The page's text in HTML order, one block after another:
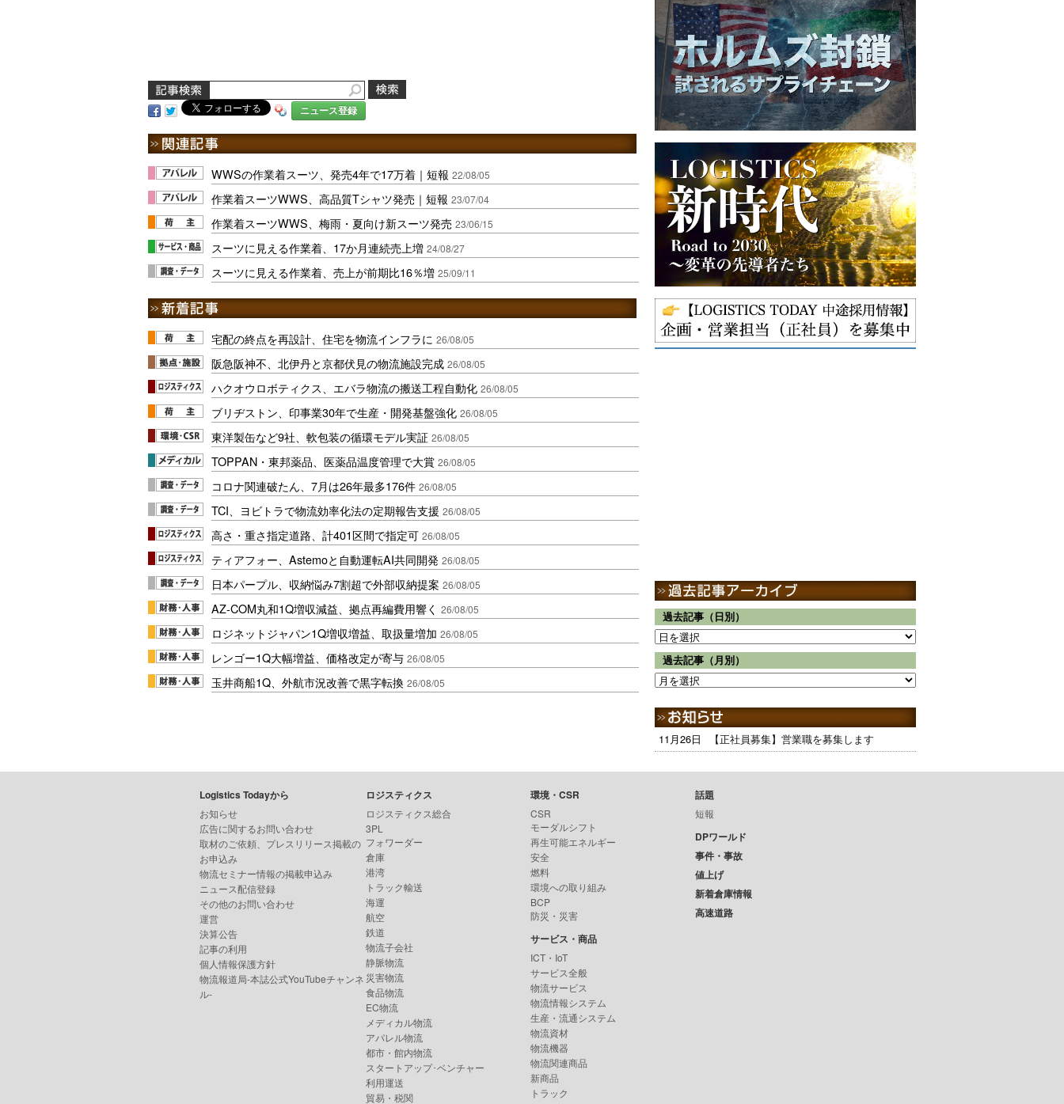
ニュース登録
WWSの作業着スーツ、発売4年で17万着｜短報 22/08/05
作業着スーツWWS、高品質Tシャツ発売｜短報 23/07/04
作業着スーツWWS、梅雨・夏向け新スーツ発売 23/06/15
スーツに見える作業着、17か月連続売上増 24/08/27
スーツに見える作業着、売上が前期比16％増 25/09/11
宅配の終点を再設計、住宅を物流インフラに 26/08/05
阪急阪神不、北伊丹と京都伏見の物流施設完成 26/08/05
ハクオウロボティクス、エバラ物流の搬送工程自動化 26/08/05
ブリヂストン、印事業30年で生産・開発基盤強化 26/08/05
東洋製缶など9社、軟包装の循環モデル実証 26/08/05
TOPPAN・東邦薬品、医薬品温度管理で大賞 26/08/05
コロナ関連破たん、7月は26年最多176件 26/08/05
TCI、ヨビトラで物流効率化法の定期報告支援 26/08/05
高さ・重さ指定道路、計401区間で指定可 26/08/05
ティアフォー、Astemoと自動運転AI共同開発 26/08/05
日本パープル、収納悩み7割超で外部収納提案 26/08/05
AZ-COM丸和1Q増収減益、拠点再編費用響く 26/08/05
ロジネットジャパン1Q増収増益、取扱量増加 26/08/05
レンゴー1Q大幅増益、価格改定が寄与 26/08/05
玉井商船1Q、外航市況改善で黒字転換 26/08/05
過去記事（日別）
過去記事（月別）
11月26日 【正社員募集】営業職を募集します
Logistics Todayから
お知らせ
広告に関するお問い合わせ
取材のご依頼、プレスリリース掲載の
お申込み
物流セミナー情報の掲載申込み
ニュース配信登録
その他のお問い合わせ
運営
決算公告
記事の利用
個人情報保護方針
物流報道局-本誌公式YouTubeチャンネ
ル-
ロジスティクス
ロジスティクス総合
3PL
フォワーダー
倉庫
港湾
トラック輸送
海運
航空
鉄道
物流子会社
静脈物流
災害物流
食品物流
EC物流
メディカル物流
アパレル物流
都市・館内物流
スタートアップ･ベンチャー
利用運送
貿易・税関
環境・CSR
CSR
モーダルシフト
再生可能エネルギー
安全
燃料
環境への取り組み
BCP
防災・災害
サービス・商品
ICT・IoT
サービス全般
物流サービス
物流情報システム
生産・流通システム
物流資材
物流機器
物流関連商品
新商品
トラック
話題
短報
DPワールド
事件・事故
値上げ
新着倉庫情報
高速道路